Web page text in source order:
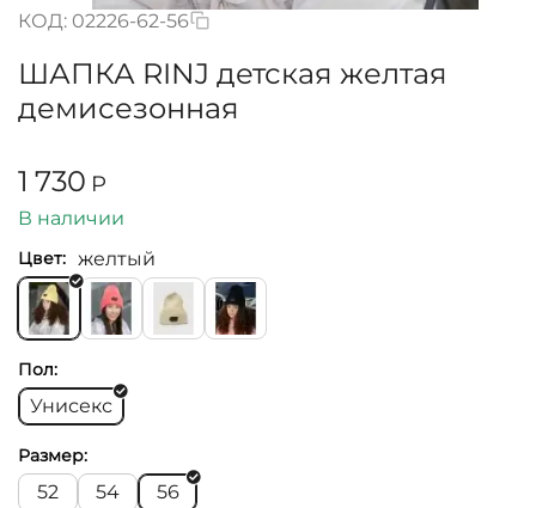
КОД: 02226-62-56
ШАПКА RINJ детская желтая
демисезонная
1 730 Р
В наличии
Цвет: желтый
Пол:
Унисекс
Размер:
52 54 56